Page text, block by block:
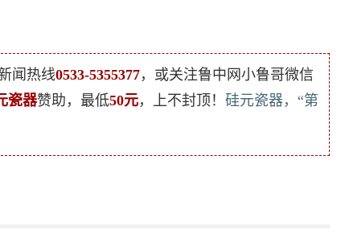
闻热线0533-5355377，或关注鲁中网小鲁哥微信
瓷器赞助，最低50元，上不封顶！ 硅元瓷器，“第